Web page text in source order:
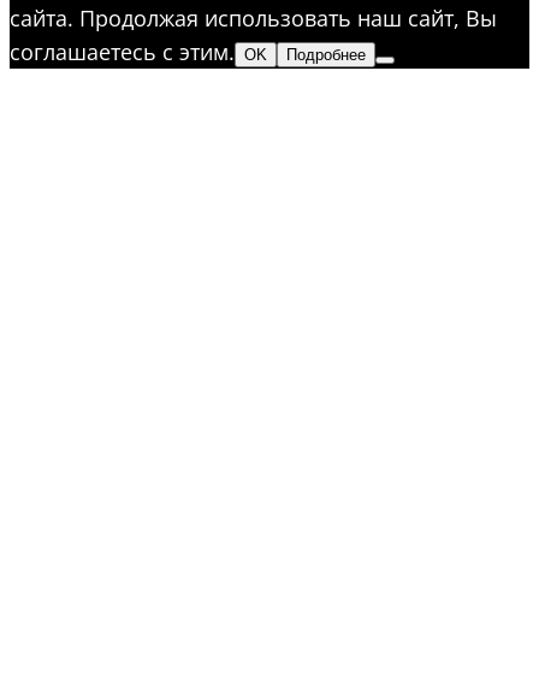
сайта. Продолжая использовать наш сайт, Вы
соглашаетесь с этим. OK Подробнее